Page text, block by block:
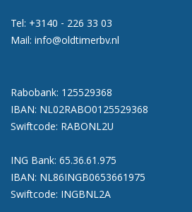
Tel: +3140 - 226 33 03
Mail: info@oldtimerbv.nl
Rabobank: 125529368
IBAN: NL02RABO0125529368
Swiftcode: RABONL2U
ING Bank: 65.36.61.975
IBAN: NL86INGB0653661975
Swiftcode: INGBNL2A